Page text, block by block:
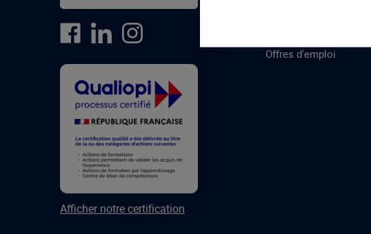
Afficher notre certification
Offres d'emploi